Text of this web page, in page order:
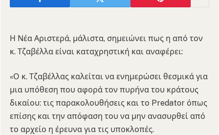
Η Νέα Αριστερά, μάλιστα, σημειώνει πως η από τον
κ. Τζαβέλλα είναι καταχρηστική και αναφέρει:
«Ο κ. Τζαβέλλας καλείται να ενημερώσει θεσμικά για
μια υπόθεση που αφορά τον πυρήνα του κράτους
δικαίου: τις παρακολουθήσεις και το Predator όπως
επίσης και την απόφαση του να μην ανασυρθεί από
το αρχείο η έρευνα για τις υποκλοπές.